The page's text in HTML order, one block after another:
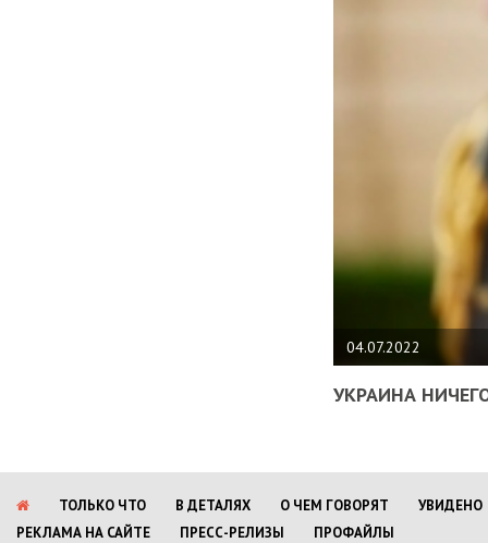
04.07.2022
УКРАИНА
ТОЛЬКО ЧТО В ДЕТАЛЯХ О ЧЕМ ГОВОРЯТ
УВИДЕНО
РЕКЛАМА НА САЙТЕ
ПРЕСС-РЕЛИЗЫ ПРОФАЙЛЫ